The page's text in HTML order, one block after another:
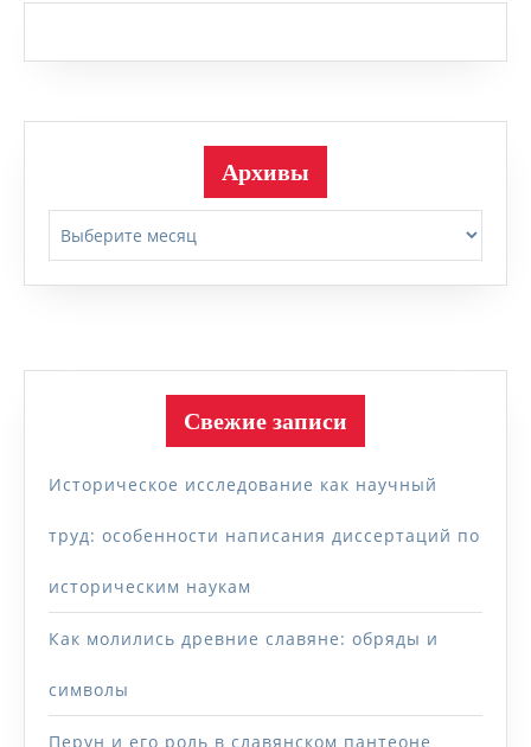
Архивы
Свежие записи
Историческое исследование как научный
труд: особенности написания диссертаций по
историческим наукам
Как молились древние славяне: обряды и
символы
Перун и его роль в славянском пантеоне